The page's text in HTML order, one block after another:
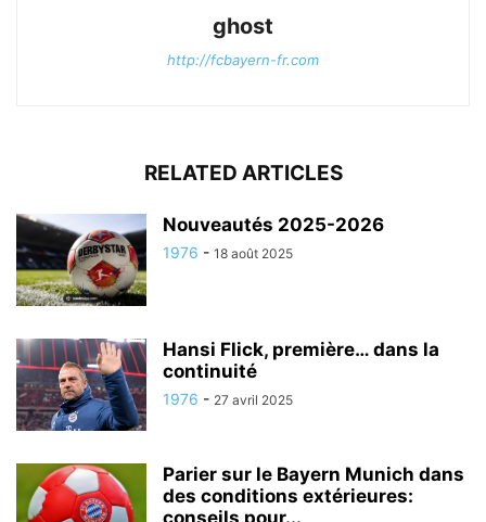
ghost
http://fcbayern-fr.com
RELATED ARTICLES
Nouveautés 2025-2026
1976 - 18 août 2025
Hansi Flick, première… dans la
continuité
1976 - 27 avril 2025
Parier sur le Bayern Munich dans
des conditions extérieures:
conseils pour...